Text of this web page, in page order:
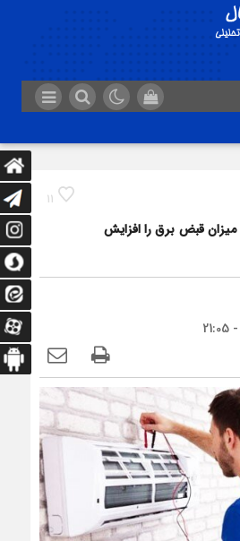
11
میزان قبض برق را افزایش